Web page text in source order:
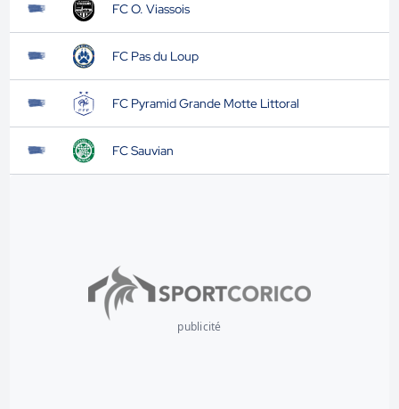
FC O. Viassois
FC Pas du Loup
FC Pyramid Grande Motte Littoral
FC Sauvian
publicité